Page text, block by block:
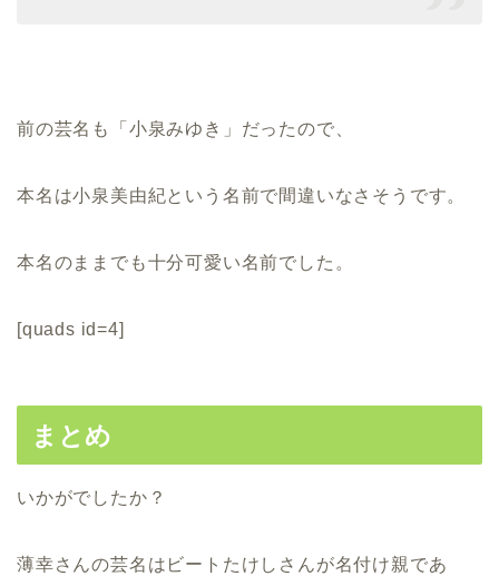
前の芸名も「小泉みゆき」だったので、
本名は小泉美由紀という名前で間違いなさそうです。
本名のままでも十分可愛い名前でした。
[quads id=4]
まとめ
いかがでしたか？
薄幸さんの芸名はビートたけしさんが名付け親であ